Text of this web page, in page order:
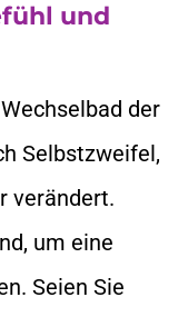
und
der
Selbstzweifel,
verändert.
um eine
Seien Sie